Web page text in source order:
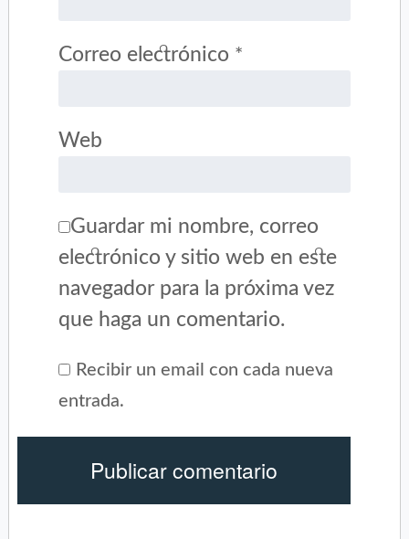
Correo electrónico *
Web
Guardar mi nombre, correo
electrónico y sitio web en este
navegador para la próxima vez
que haga un comentario.
Recibir un email con cada nueva
entrada.